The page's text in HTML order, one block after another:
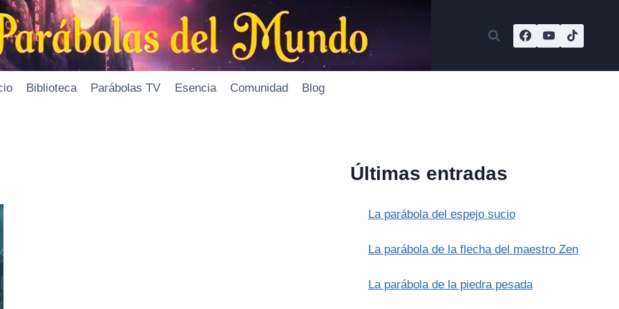
Biblioteca Parábolas TV Esencia Comunidad Blog
Últimas entradas
La parábola del espejo sucio
La parábola de la flecha del maestro Zen
La parábola de la piedra pesada